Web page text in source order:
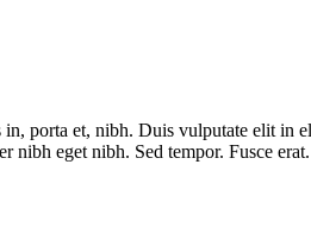
porta et, nibh. Duis vulputate elit in
nibh eget nibh. Sed tempor. Fusce erat.